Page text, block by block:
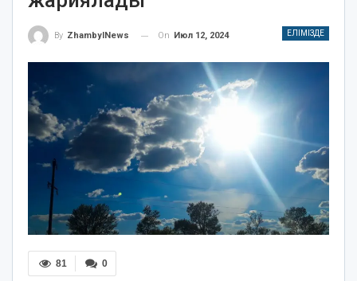
ЕЛІМІЗДЕ
By ZhambylNews On Июл 12, 2024
0
81